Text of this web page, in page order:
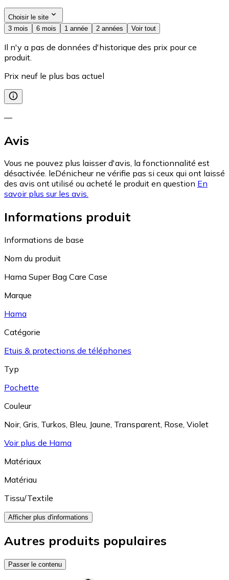
Choisir le site
3 mois
6 mois 1 année 2 années Voir tout
Il n'y a pas de données d'historique des prix pour ce
produit.
Prix neuf le plus bas actuel
—
Avis
Vous ne pouvez plus laisser d'avis, la fonctionnalité est
désactivée. leDénicheur ne vérifie pas si ceux qui ont laissé
des avis ont utilisé ou acheté le produit en question En
savoir plus sur les avis.
Informations produit
Informations de base
Nom du produit
Hama Super Bag Care Case
Marque
Hama
Catégorie
Etuis & protections de téléphones
Typ
Pochette
Couleur
Noir, Gris, Turkos, Bleu, Jaune, Transparent, Rose, Violet
Voir plus de Hama
Matériaux
Matériau
Tissu/Textile
Afficher plus d'informations
Autres produits populaires
Passer le contenu